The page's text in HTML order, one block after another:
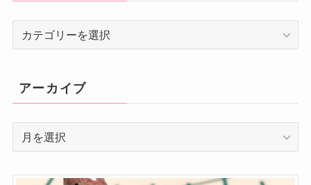
ー
アーカイブ